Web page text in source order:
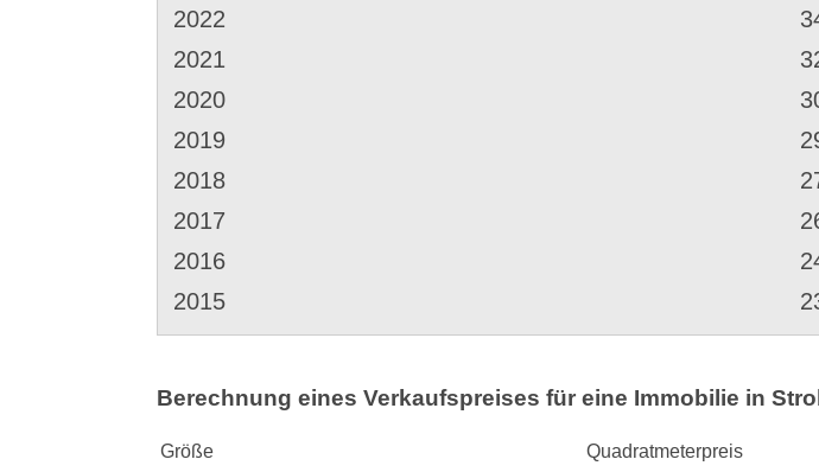
2022
2021
2020
2019
2018
2017
2016
2015
Berechnung eines Verkaufspreises für eine Immobilie in
Größe Quadratmeterpreis